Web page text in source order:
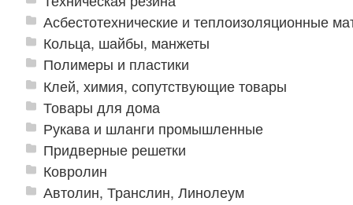
Асбестотехнические и теплоизоляционные
Кольца, шайбы, манжеты
Полимеры и пластики
Клей, химия, сопутствующие товары
Товары для дома
Рукава и шланги промышленные
Придверные решетки
Ковролин
Автолин, Транслин, Линолеум